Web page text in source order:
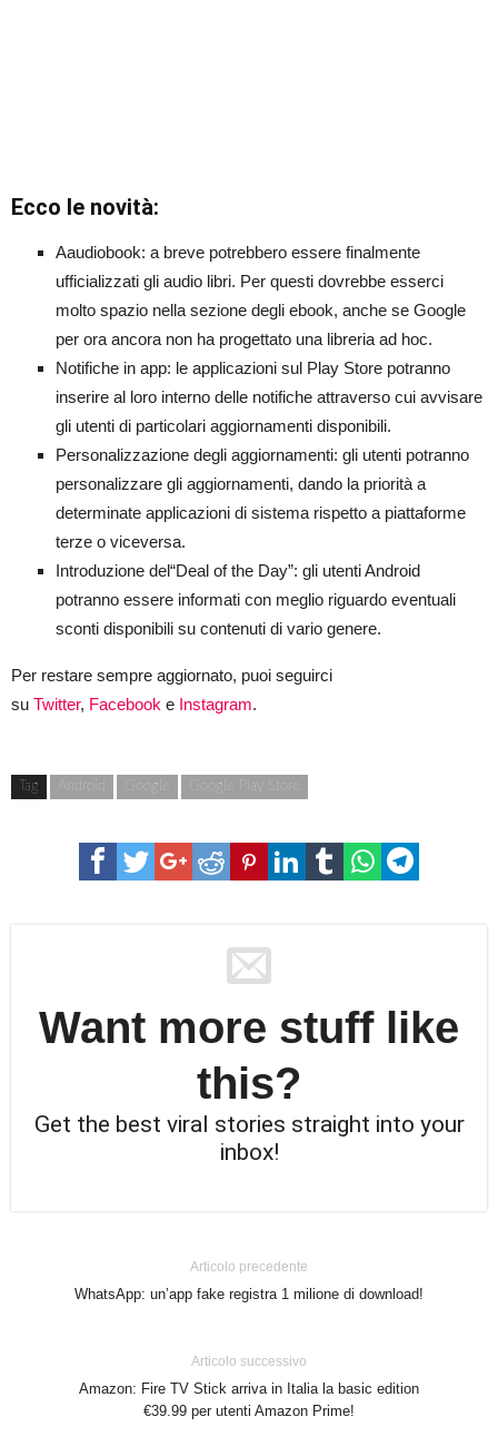
Ecco le novità:
Aaudiobook: a breve potrebbero essere finalmente
ufficializzati gli audio libri. Per questi dovrebbe esserci
molto spazio nella sezione degli ebook, anche se Google
per ora ancora non ha progettato una libreria ad hoc.
Notifiche in app: le applicazioni sul Play Store potranno
inserire al loro interno delle notifiche attraverso cui avvisare
gli utenti di particolari aggiornamenti disponibili.
Personalizzazione degli aggiornamenti: gli utenti potranno
personalizzare gli aggiornamenti, dando la priorità a
determinate applicazioni di sistema rispetto a piattaforme
terze o viceversa.
Introduzione del“Deal of the Day”: gli utenti Android
potranno essere informati con meglio riguardo eventuali
sconti disponibili su contenuti di vario genere.
Per restare sempre aggiornato, puoi seguirci
su Twitter, Facebook e Instagram.
Tag Android Google Google Play Store
Want more stuff like
this?
Get the best viral stories straight into your
inbox!
Articolo precedente
WhatsApp: un’app fake registra 1 milione di download!
Articolo successivo
Amazon: Fire TV Stick arriva in Italia la basic edition
€39.99 per utenti Amazon Prime!